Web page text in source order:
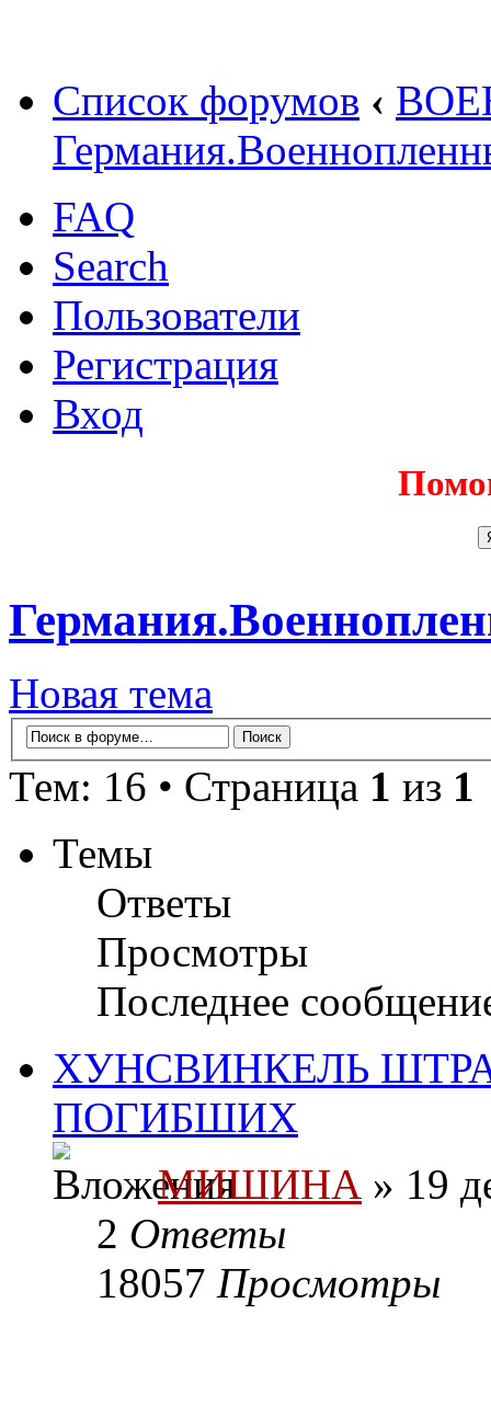
Список форумов ‹
FAQ
Search
Пользователи
Регистрация
Вход
Новая тема
Тем: 16 • Страница 1 из 1
Темы
Ответы
Просмотры
Последнее
ХУНСВИНКЕЛЬ
ПОГИБШИХ
МИШИНА » 19
2 Ответы
18057 Просмотры